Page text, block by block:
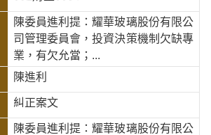
陳委員進利提：耀華玻璃股份有限公
司管理委員會，投資決策機制欠缺專
業，有欠允當；...
陳進利
糾正案文
陳委員進利提：耀華玻璃股份有限公